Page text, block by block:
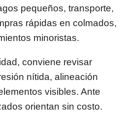
pequeños, transporte,
rápidas en colmados,
minoristas.
conviene revisar
nítida, alineación
visibles. Ante
orientan sin costo.